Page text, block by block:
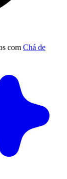
com Chá de